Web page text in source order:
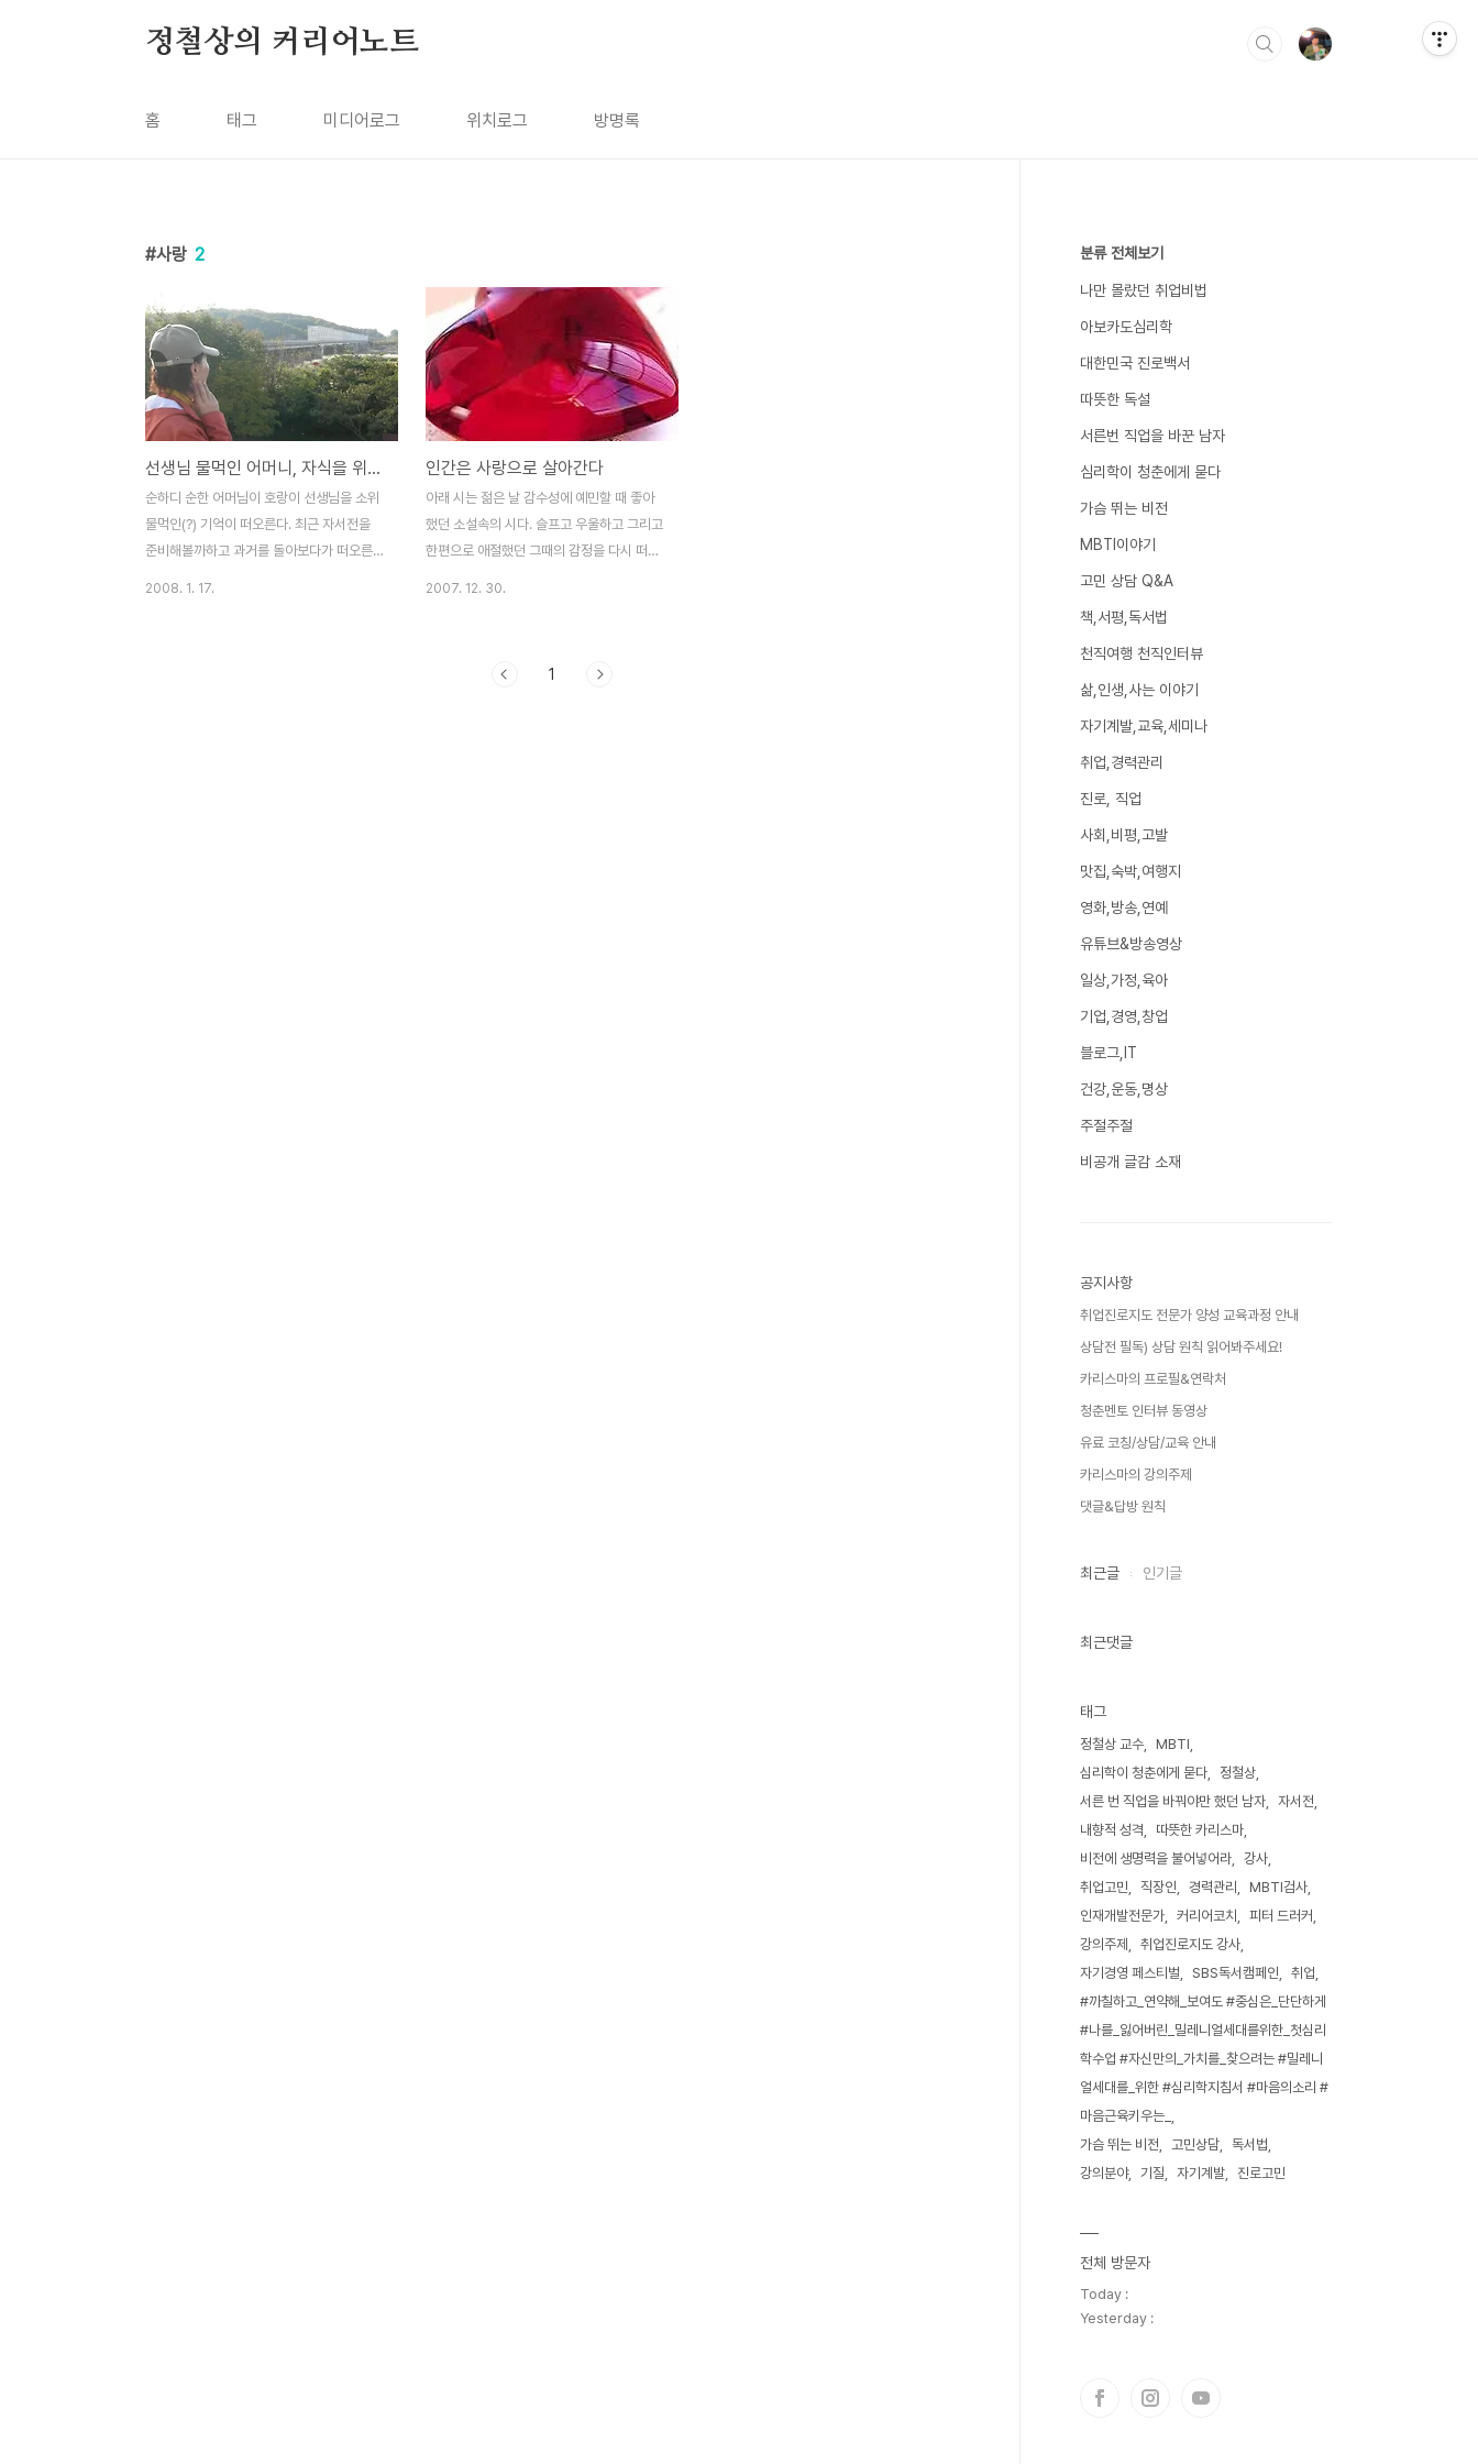
정철상의 커리어노트
홈 태그 미디어로그 위치로그 방명록
사랑 2
선생님 물먹인 어머니, 자식을 위한 지고지순한 사랑
순하디 순한 어머님이 호랑이 선생님을 소위
물먹인(?) 기억이 떠오른다. 최근 자서전을
준비해볼까하고 과거를 돌아보다가 떠오른
2008. 1. 17.
인간은 사랑으로 살아간다
아래 시는 젊은 날 감수성에 예민할 때 좋아
했던 소설속의 시다. 슬프고 우울하고 그리고
한편으로 애절했던 그때의 감정을 다시 떠올
랑이 이 세상에 넘쳐나길 바라면서... 사랑으
2007. 12. 30.
1
분류 전체보기
나만 몰랐던 취업비법
아보카도심리학
대한민국 진로백서
따뜻한 독설
서른번 직업을 바꾼 남자
심리학이 청춘에게 묻다
가슴 뛰는 비전
MBTI이야기
고민 상담 Q&A
책,서평,독서법
천직여행 천직인터뷰
삶,인생,사는 이야기
자기계발,교육,세미나
취업,경력관리
진로, 직업
사회,비평,고발
맛집,숙박,여행지
영화,방송,연예
유튜브&방송영상
일상,가정,육아
기업,경영,창업
블로그,IT
건강,운동,명상
주절주절
비공개 글감 소재
공지사항
취업진로지도 전문가 양성 교육과정 안내
상담전 필독) 상담 원칙 읽어봐주세요!
카리스마의 프로필&연락처
청춘멘토 인터뷰 동영상
유료 코칭/상담/교육 안내
카리스마의 강의주제
댓글&답방 원칙
최근글 인기글
최근댓글
태그
정철상 교수
MBTI
심리학이 청춘에게 묻다
정철상
서른 번 직업을 바꿔야만 했던 남자
자서전
내향적 성격
따뜻한 카리스마
비전에 생명력을 불어넣어라
강사
취업고민
직장인 경력관리
MBTI검사
인재개발전문가
커리어코치
피터 드러커
강의주제
취업진로지도 강사
자기경영 페스티벌
SBS독서캠페인
취업
#까칠하고_연약해_보여도 #중심은_단단하게
#나를_잃어버린_밀레니얼세대를위한_첫심리
학수업 #자신만의_가치를_찾으려는 #밀레니
얼세대를_위한 #심리학지침서 #마음의소리 #
마음근육키우는_
가슴 뛰는 비전
고민상담
독서법
강의분야
기질 자기계발 진로고민
전체 방문자
Today :
Yesterday :